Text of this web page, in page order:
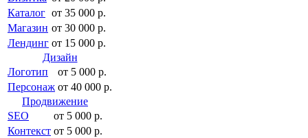
Каталог от 35 000 р.
Магазин от 30 000 р.
Лендинг от 15 000 р.
Дизайн
Логотип
от 5 000 р.
Персонаж от 40 000 р.
Продвижение
SEO
от 5 000 р.
Контекст от 5 000 р.